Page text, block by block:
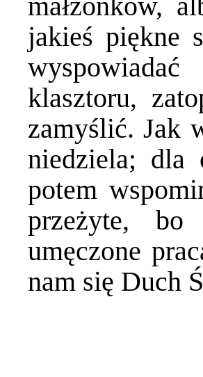
jakieś piękne
klasztoru,
zamyślić. Jak
niedziela; dla
potem
przeżyte, bo
umęczone
nam się Duch